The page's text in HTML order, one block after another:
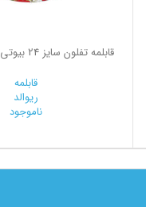
قابلمه تفلون سایز 24 بیوتی ریوالد 7010401
قابلمه
ریوالد
ناموجود